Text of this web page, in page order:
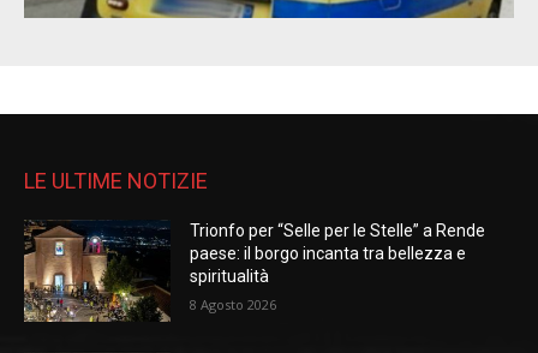
LE ULTIME NOTIZIE
Trionfo per “Selle per le Stelle” a Rende
paese: il borgo incanta tra bellezza e
spiritualità
8 Agosto 2026